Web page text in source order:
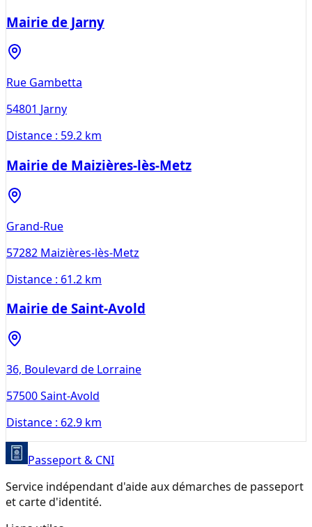
Mairie de Jarny
Rue Gambetta
54801 Jarny
Distance : 59.2 km
Mairie de Maizières-lès-Metz
Grand-Rue
57282 Maizières-lès-Metz
Distance : 61.2 km
Mairie de Saint-Avold
36, Boulevard de Lorraine
57500Saint-Avold
Distance : 62.9 km
Passeport & CNI
Service indépendant d'aide aux démarches de passeport
et carte d'identité.